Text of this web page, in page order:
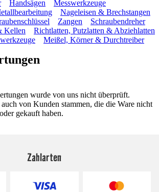
Handsägen
Messwerkzeuge
Nageleisen & Brechstangen
Zangen
Schraubendreher
Kellen
Richtlatten, Putzlatten & Abziehlatten
Meißel, Körner & Durchtreiber
wurde von uns nicht überprüft.
von Kunden stammen, die die Ware nicht
gekauft haben.
Zahlarten